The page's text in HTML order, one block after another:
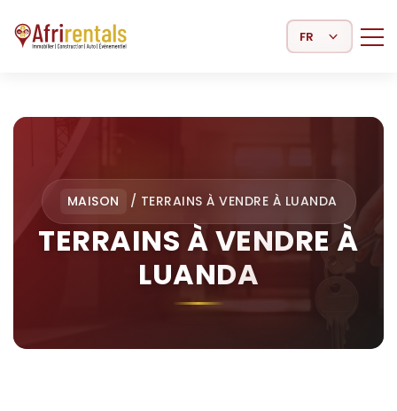
Select Language
MAISON / TERRAINS À VENDRE À LUANDA
TERRAINS À VENDRE À
LUANDA